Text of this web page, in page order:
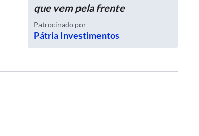
que vem pela frente
Patrocinado por
Pátria Investimentos